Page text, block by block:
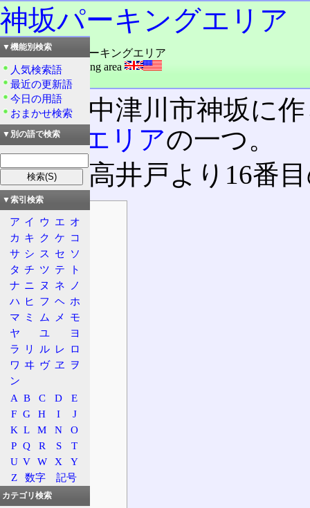
神坂パーキングエリア
読み：みさか・パーキングエリア
外語：Misaka parking area
品詞：その他地名
岐阜県中津川市神坂に
キングエリアの一つ。
起点・高井戸より16番
概要
基本情報
所在地
所属路線名
沿革
上り
設備
下り
設備
特徴
上りPA
高速バス
▼機能別検索
人気検索語
最近の更新語
今日の用語
おまかせ検索
▼別の語で検索
▼索引検索
ア イ ウ エ オ
カ キ ク ケ コ
サ シ ス セ ソ
タ チ ツ テ
ト
ナ ニ ヌ ネ
ノ
ハ ヒ フ ヘ ホ
マ ミ ム メ
モ
ヤ
ユ
ヨ
ラ
リ ル レ ロ
ワ ヰ ヴ ヱ
ヲ
ン
A B C D
E
F G H I
J
K L M N
O
P Q R S
T
U V W X
Y
Z
数字 記号
カテゴリ検索